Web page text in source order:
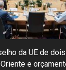
da UE de
e